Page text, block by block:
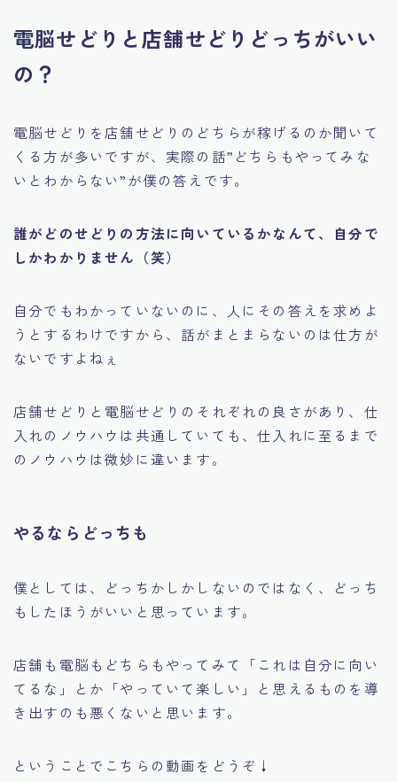
電脳せどりと店舗せどりどっちがいい
の？
電脳せどりを店舗せどりのどちらが稼げるのか聞いて
くる方が多いですが、実際の話”どちらもやってみな
いとわからない”が僕の答えです。
誰がどのせどりの方法に向いているかなんて、自分で
しかわかりません（笑）
自分でもわかっていないのに、人にその答えを求めよ
うとするわけですから、話がまとまらないのは仕方が
ないですよねぇ
店舗せどりと電脳せどりのそれぞれの良さがあり、仕
入れのノウハウは共通していても、仕入れに至るまで
のノウハウは微妙に違います。
やるならどっちも
僕としては、
どっちかしかしないのではなく、どっち
もしたほうがいいと思っています。
店舗も電脳もどちらもやってみて
「これは自分に向い
てるな 」とか 「やっていて楽しい」
と思えるものを導
き出すのも悪くないと思います。
ということでこちらの動画をどうぞ↓